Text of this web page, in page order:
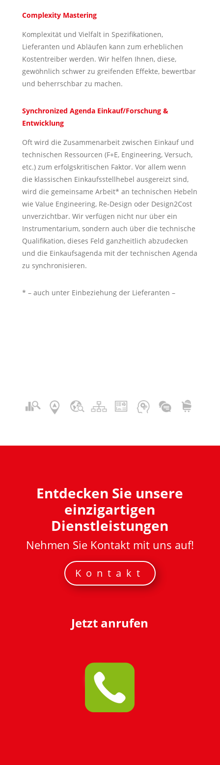
Complexity Mastering
Komplexität und Vielfalt in Spezifikationen,
Lieferanten und Abläufen kann zum erheblichen
Kostentreiber werden. Wir helfen Ihnen, diese,
gewöhnlich schwer zu greifenden Effekte, bewertbar
und beherrschbar zu machen.
Synchronized Agenda Einkauf/Forschung &
Entwicklung
Oft wird die Zusammenarbeit zwischen Einkauf und
technischen Ressourcen (F+E, Engineering, Versuch,
etc.) zum erfolgskritischen Faktor. Vor allem wenn
die klassischen Einkaufsstellhebel ausgereizt sind,
wird die gemeinsame Arbeit* an technischen Hebeln
wie Value Engineering, Re-Design oder Design2Cost
unverzichtbar. Wir verfügen nicht nur über ein
Instrumentarium, sondern auch über die technische
Qualifikation, dieses Feld ganzheitlich abzudecken
und die Einkaufsagenda mit der technischen Agenda
zu synchronisieren.
* – auch unter Einbeziehung der Lieferanten –
Entdecken Sie unsere
einzigartigen
Dienstleistungen
Nehmen Sie Kontakt mit uns auf!
Kontakt
Jetzt anrufen